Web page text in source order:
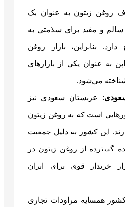
روغن زیتون به عنوان یک
سالم و مفید برای سلامتی به
بنابراین، بازار روغن
به عنوان یکی از بازارهای
می‌شود.
: عربستان سعودی نیز
است که به روغن زیتون
دارند. این کشور به دلیل جمعیت
گسترده از روغن زیتون در
خریدار قوی برای ایران
همسایه مراودات تجاری